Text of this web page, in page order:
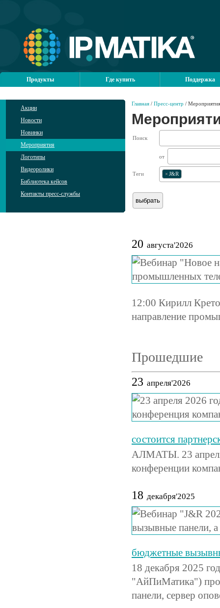
Продукты Где купить Поддержка
Акции
Новости
Новинки
Мероприятия
Логотипы
Видеоролики
Библиотека кейсов
Контакты пресс-службы
Главная / Пресс-центр / Мероприятия
Поиск
от
Теги × J&R
20 августа'2026
12:00 Кирилл
направление
Прошедшие
23 апреля'2026
состоится
АЛМАТЫ. 23 апреля
конференции
18 декабря'2025
бюджетные
18 декабря 2025
"АйПиМатика")
панели, сервер